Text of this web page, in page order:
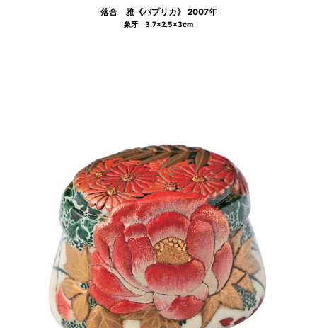
落合 雅《パプリカ》 2007年
象牙 3.7×2.5×3cm